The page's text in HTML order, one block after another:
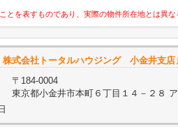
を表すものであり、実際の物件所在地とは異な
株式会社トータルハウジング 小金井支店
〒184-0004
東京都小金井市本町６丁目１４－２８